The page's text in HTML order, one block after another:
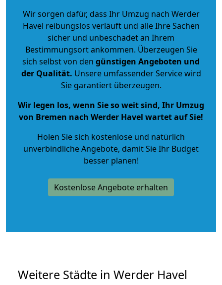
Wir sorgen dafür, dass Ihr Umzug nach Werder
Havel reibungslos verläuft und alle Ihre Sachen
sicher und unbeschadet an Ihrem
Bestimmungsort ankommen. Überzeugen Sie
sich selbst von den günstigen Angeboten und
der Qualität. Unsere umfassender Service wird
Sie garantiert überzeugen.
Wir legen los, wenn Sie so weit sind, Ihr Umzug
von Bremen nach Werder Havel wartet auf Sie!
Holen Sie sich kostenlose und natürlich
unverbindliche Angebote, damit Sie Ihr Budget
besser planen!
Kostenlose Angebote erhalten
Weitere Städte in Werder Havel